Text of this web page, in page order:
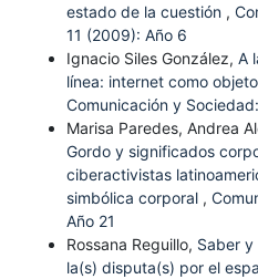
estado de la cuestión ,
11 (2009): Año 6
Ignacio Siles González, A
línea: internet como
Comunicación y
Marisa Paredes, Andrea
Gordo y significados
ciberactivistas
simbólica corporal ,
Año 21
Rossana Reguillo, Saber
la(s) disputa(s) por el